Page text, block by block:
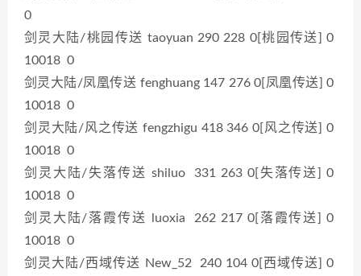
0
剑灵大陆/桃园传送 taoyuan 290 228 0[桃园传送] 0
10018 0
剑灵大陆/凤凰传送 fenghuang 147 276 0[凤凰传送] 0
10018 0
剑灵大陆/风之传送 fengzhigu 418 346 0[风之传送] 0
10018 0
剑灵大陆/失落传送 shiluo 331 263 0[失落传送] 0
10018 0
剑灵大陆/落霞传送 luoxia 262 217 0[落霞传送] 0
10018 0
剑灵大陆/西域传送 New_52 240 104 0[西域传送] 0